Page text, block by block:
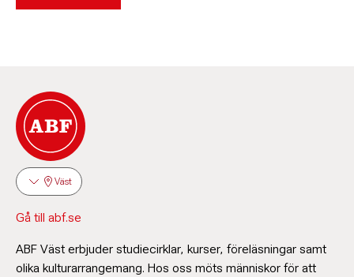
Väst
Gå till abf.se
ABF Väst erbjuder studiecirklar, kurser, föreläsningar samt
olika kulturarrangemang. Hos oss möts människor för att